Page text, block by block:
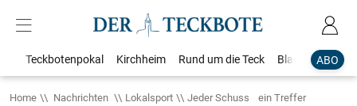
ABO
Teckbotenpokal Kirchheim Rund um die Teck Blaulicht
Home Nachrichten Lokalsport Jeder Schuss ein Treffer